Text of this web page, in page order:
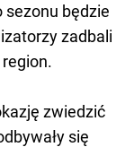
sezonu będzie
zadbali
zwiedzić
się